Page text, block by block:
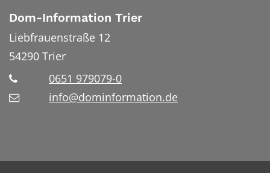
Dom-Information Trier
Liebfrauenstraße 12
54290 Trier
0651 979079-0
info@dominformation.de